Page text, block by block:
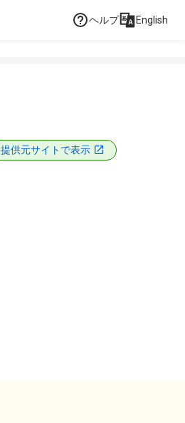
ヘルプ English
提供元サイトで表示